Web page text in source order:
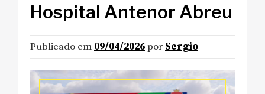
Hospital Antenor Abreu
Publicado em 09/04/2026por Sergio